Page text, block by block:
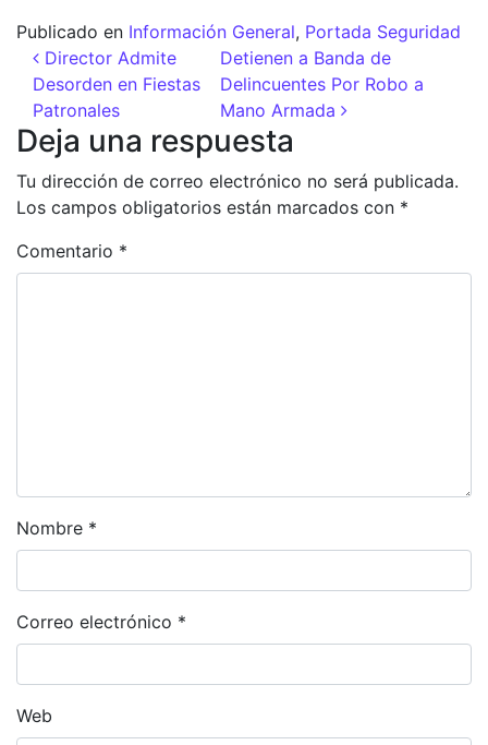
Publicado en Información General, Portada Seguridad
Navegación de entradas
Director Admite
Desorden en Fiestas
Patronales
Detienen a Banda de
Delincuentes Por Robo a
Mano Armada
Deja una respuesta
Tu dirección de correo electrónico no será publicada.
Los campos obligatorios están marcados con *
Comentario *
Nombre *
Correo electrónico *
Web